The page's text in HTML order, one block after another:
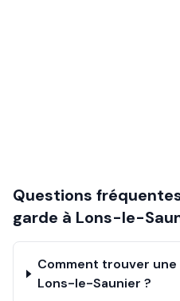
Questions
garde à Lons-le-
Comment trouver
Lons-le-Saunier ?